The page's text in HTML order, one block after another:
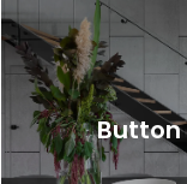
Button